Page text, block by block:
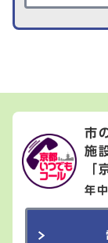
市
施
「
年